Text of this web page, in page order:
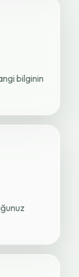
bilginin